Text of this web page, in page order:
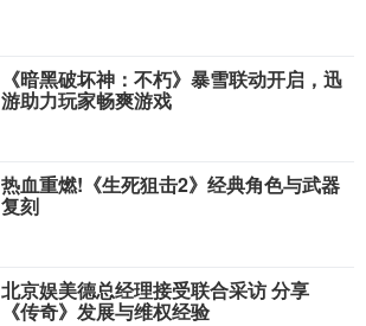
《暗黑破坏神：不朽》暴雪联动开启，迅
游助力玩家畅爽游戏
热血重燃!《生死狙击2》经典角色与武器
复刻
北京娱美德总经理接受联合采访 分享
《传奇》发展与维权经验